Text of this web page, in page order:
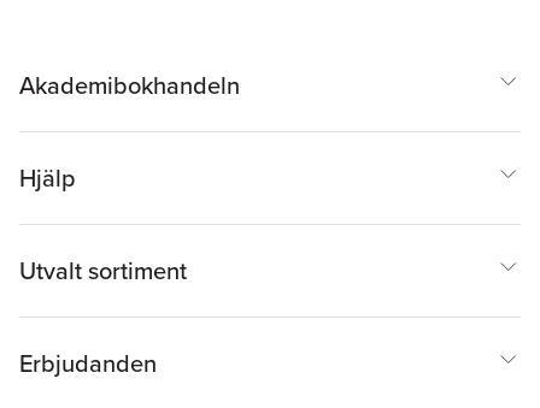
Akademibokhandeln
Hjälp
Utvalt sortiment
Erbjudanden